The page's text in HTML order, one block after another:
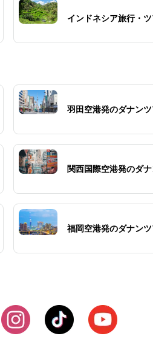
インドネシア旅行・
羽田空港発のダナン
関西国際空港発のダ
福岡空港発のダナン